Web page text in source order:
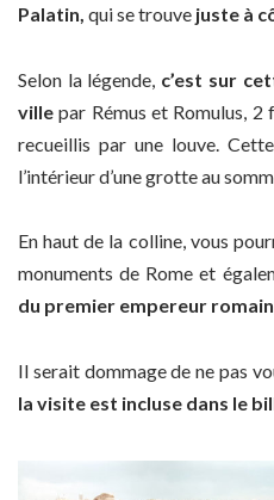
Palatin, qui se trouve juste à
Selon la légende, c’est sur
ville par Rémus et Romulus, 2
recueillis par une louve.
l’intérieur d’une grotte au
En haut de la colline, vous
monuments de Rome et
du premier empereur
Il serait dommage de ne pas
la visite est incluse dans le